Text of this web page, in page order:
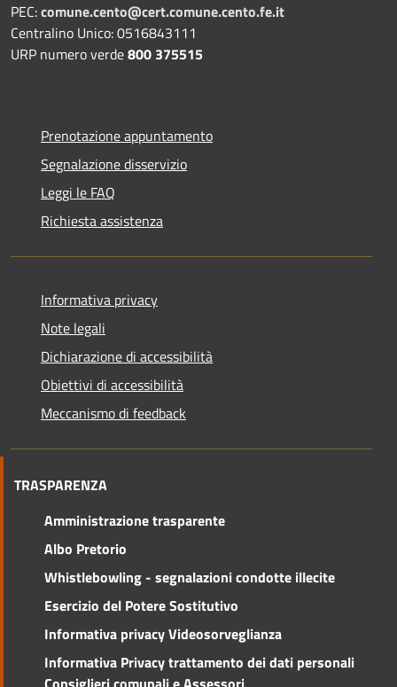
PEC:comune.cento@cert.comune.cento.fe.it
Centralino Unico: 0516843111
URP numero verde800 375515
Prenotazione appuntamento
Segnalazione disservizio
Leggi le FAQ
Richiesta assistenza
Informativa privacy
Note legali
Dichiarazione di accessibilità
Obiettivi di accessibilità
Meccanismo di feedback
TRASPARENZA
Amministrazione trasparente
Albo Pretorio
Whistlebowling - segnalazioni condotte illecite
Esercizio del Potere Sostitutivo
Informativa privacy Videosorveglianza
Informativa Privacy trattamento dei dati personali